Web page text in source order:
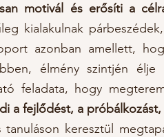
motivál és erősíti a
kialakulnak
azonban amellett,
élmény szintjén
feladata, hogy
a fejlődést, a próbálkozást,
keresztül